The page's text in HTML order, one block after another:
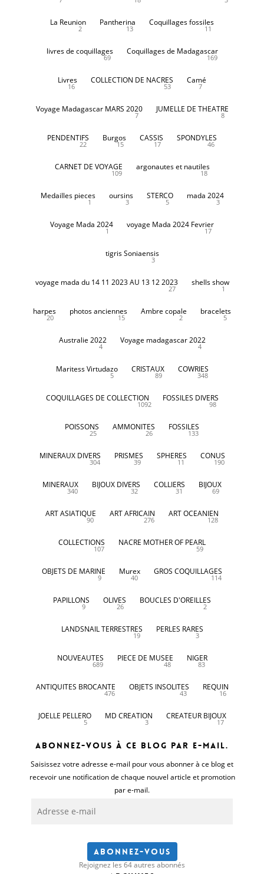
La Reunion
2
Pantherina
13
Coquillages fossiles
11
livres de coquillages
69
Coquillages de Madagascar
169
Livres
16
COLLECTION DE NACRES
53
Camé
7
Voyage Madagascar MARS 2020
7
JUMELLE DE THEATRE
8
PENDENTIFS
22
Burgos
15
CASSIS
17
SPONDYLES
46
CARNET DE VOYAGE
109
argonautes et nautiles
18
Medailles pieces
1
oursins
3
STERCO
5
mada 2024
3
Voyage Mada 2024
1
voyage Mada 2024 Fevrier
17
tigris Soniaensis
3
voyage mada du 14 11 2023 AU 13 12 2023
27
shells show
1
harpes
20
photos anciennes
15
Ambre copale
2
bracelets
5
Australie 2022
4
Voyage madagascar 2022
4
Maritess Virtudazo
5
CRISTAUX
89
COWRIES
348
COQUILLAGES DE COLLECTION
1092
FOSSILES DIVERS
98
POISSONS
25
AMMONITES
26
FOSSILES
133
MINERAUX DIVERS
304
PRISMES
39
SPHERES
11
CONUS
190
MINERAUX
340
BIJOUX DIVERS
32
COLLIERS
31
BIJOUX
69
ART ASIATIQUE
90
ART AFRICAIN
276
ART OCEANIEN
128
COLLECTIONS
107
NACRE MOTHER OF PEARL
59
OBJETS DE MARINE
9
Murex
40
GROS COQUILLAGES
114
PAPILLONS
9
OLIVES
26
BOUCLES D'OREILLES
2
LANDSNAIL TERRESTRES
19
PERLES RARES
3
NOUVEAUTES
689
PIECE DE MUSEE
48
NIGER
83
ANTIQUITES BROCANTE
476
OBJETS INSOLITES
43
REQUIN
16
JOELLE PELLERO
5
MD CREATION
3
CREATEUR BIJOUX
17
Abonnez-vous à ce blog par e-mail.
Saisissez votre adresse e-mail pour vous abonner à ce blog et
recevoir une notification de chaque nouvel article et promotion
par e-mail.
e-
Abonnez-vous
Rejoignez les 64 autres abonnés